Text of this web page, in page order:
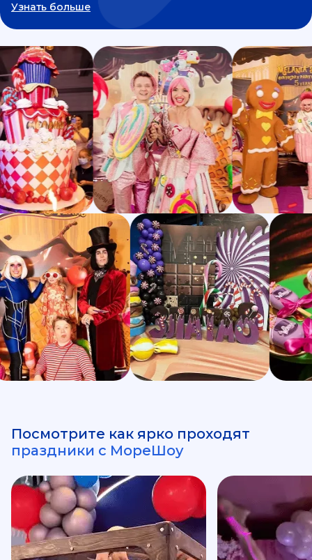
Узнать больше
Посмотрите как ярко проходят
праздники с МореШоу